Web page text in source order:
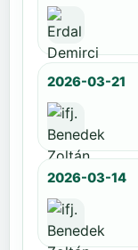
2026-03-21
2026-03-14